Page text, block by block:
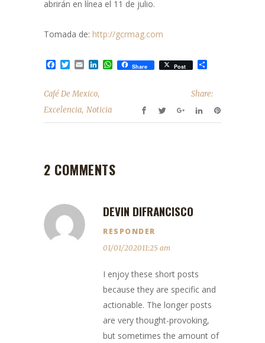
abrirán en línea el 11 de julio.
Tomada de: http://gcrmag.com
Facebook
TwitterEmailLinkedIn
WhatsApp
Share Post
Café De Mexico,
Excelencia, Noticia
Share:
2 COMMENTS
DEVIN DIFRANCISCO
RESPONDER
01/01/202011:25 am
I enjoy these short posts
because they are specific and
actionable. The longer posts
are very thought-provoking,
but sometimes the amount of